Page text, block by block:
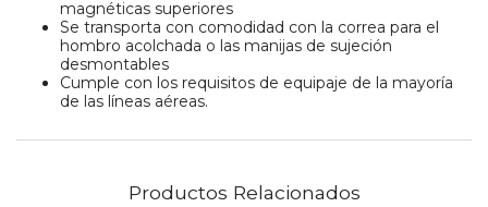
magnéticas superiores
Se transporta con comodidad con la correa para el
hombro acolchada o las manijas de sujeción
desmontables
Cumple con los requisitos de equipaje de la mayoría
de las líneas aéreas.
Productos Relacionados